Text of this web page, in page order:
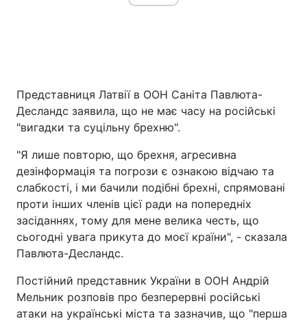
Представниця Латвії в ООН Саніта Павлюта-
Десландс заявила, що не має часу на російські
"вигадки та суцільну брехню".
"Я лише повторю, що брехня, агресивна
дезінформація та погрози є ознакою відчаю та
слабкості, і ми бачили подібні брехні, спрямовані
проти інших членів цієї ради на попередніх
засіданнях, тому для мене велика честь, що
сьогодні увага прикута до моєї країни", - сказала
Павлюта-Десландс.
Постійний представник України в ООН Андрій
Мельник розповів про безперервні російські
атаки на українські міста та зазначив, що "перша